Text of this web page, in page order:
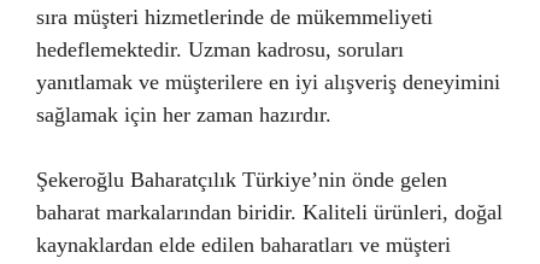
sıra müşteri hizmetlerinde de mükemmeliyeti
hedeflemektedir. Uzman kadrosu, soruları
yanıtlamak ve müşterilere en iyi alışveriş deneyimini
sağlamak için her zaman hazırdır.
Şekeroğlu Baharatçılık Türkiye’nin önde gelen
baharat markalarından biridir. Kaliteli ürünleri, doğal
kaynaklardan elde edilen baharatları ve müşteri